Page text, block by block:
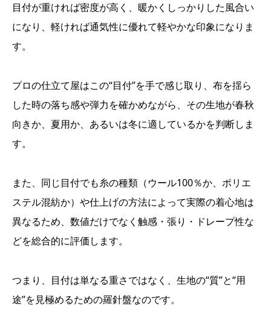
目付が重ければ密度が高く、暖かくしっかりした風合い
になり、軽ければ通気性に優れて軽やかな印象になりま
す。
プロの仕立て屋はこの“目付”を手で感じ取り、布を揺ら
した時の落ち感や弾力を確かめながら、その生地が春秋
向きか、夏用か、あるいは冬に適しているかを判断しま
す。
また、同じ目付でも糸の種類（ウール100％か、ポリエ
ステル混紡か）や仕上げの方法によって実際の着心地は
異なるため、数値だけでなく触感・張り・ドレープ性な
どを総合的に評価します。
つまり、目付は単なる重さではなく、生地の“質”と“用
途”を見極めるための羅針盤なのです。